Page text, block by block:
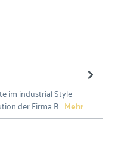
im industrial Style
der Firma B…Mehr